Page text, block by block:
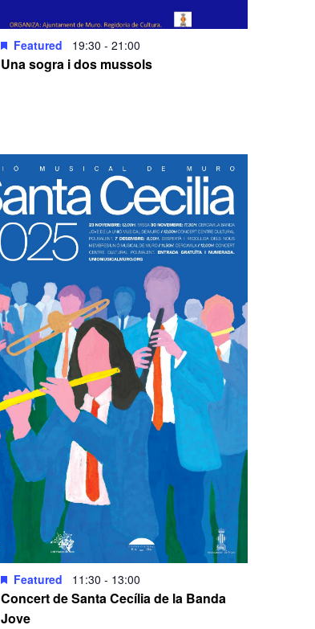
Una sogra i dos mussols
Featured 19:30 - 21:00
Concert de Santa Cecília de la Banda
Jove
Featured 11:30 - 13:00